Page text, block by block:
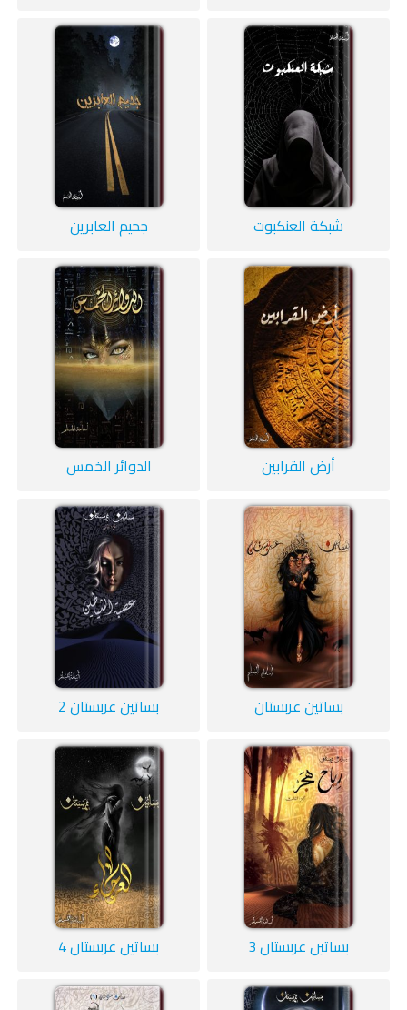
شبكة العنكبوت جحيم العابرين
أرض القرابين الدوائر الخمس
بساتين عربستان بساتين عربستان 2
بساتين عربستان 3 بساتين عربستان 4